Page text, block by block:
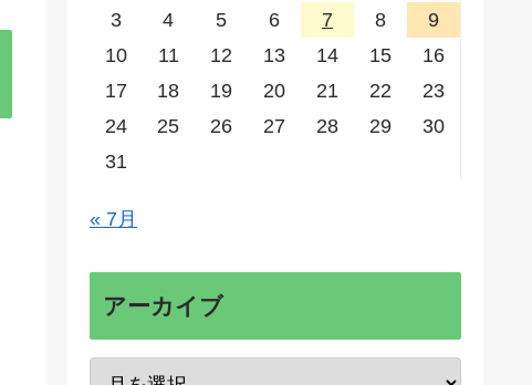
3
4 5 6 7 8
9
10
11 12 13 14 15
16
17
18 19 20 21 22
23
24
25 26 27 28 29
30
31
« 7月
アーカイブ